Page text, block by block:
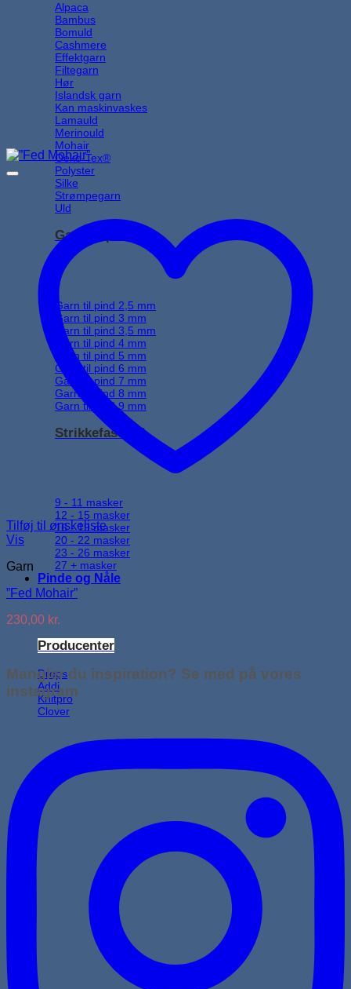
Alpaca
Bambus
Bomuld
Cashmere
Effektgarn
Filtegarn
Hør
Islandsk garn
Kan maskinvaskes
Lamauld
Merinould
Mohair
Oeko-Tex®
Polyster
Silke
Strømpegarn
Uld
Garn til pind
Garn til pind 2,5 mm
Garn til pind 3 mm
Garn til pind 3,5 mm
Garn til pind 4 mm
Garn til pind 5 mm
Garn til pind 6 mm
Garn til pind 7 mm
Garn til pind 8 mm
Garn til pind 9 mm
Strikkefasthed
9 - 11 masker
12 - 15 masker
16 - 19 masker
20 - 22 masker
23 - 26 masker
27 + masker
Pinde og Nåle
Producenter
Drops
Addi
Knitpro
Clover
Tilføj til ønskeliste
Vis
Garn
”Fed Mohair”
230,00 kr.
Mangler du inspiration? Se med på vores
instagram